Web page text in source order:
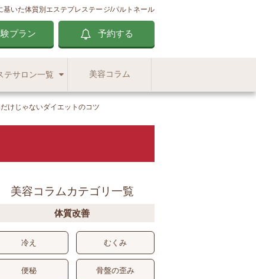
基いた体質別エステプレステージ/パルトネール
プラン 予約する
テサロン一覧 美容コラム
けじゃないダイエットのコツ
美容コラムカテゴリ一覧
体質改善
冷え むくみ
便秘 骨盤の歪み